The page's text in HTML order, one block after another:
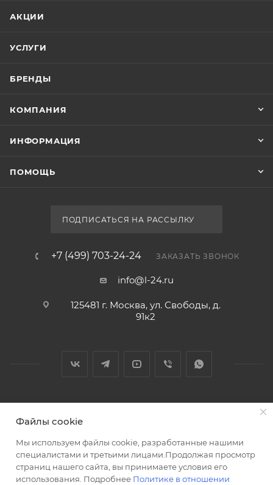
АКЦИИ
УСЛУГИ
БРЕНДЫ
КОМПАНИЯ
ИНФОРМАЦИЯ
ПОМОЩЬ
ПОДПИСАТЬСЯ НА РАССЫЛКУ
+7 (499) 703-24-24 ЗАКАЗАТЬ ЗВОНОК
info@l-24.ru
125481 г. Москва, ул. Свободы, д.
91к2
Файлы cookie
Мы используем файлы cookie, разработанные нашими
специалистами и третьими лицами.Продолжая просмотр
страниц нашего сайта, вы принимаете условия его
использования. Подробнее Политике в отношении